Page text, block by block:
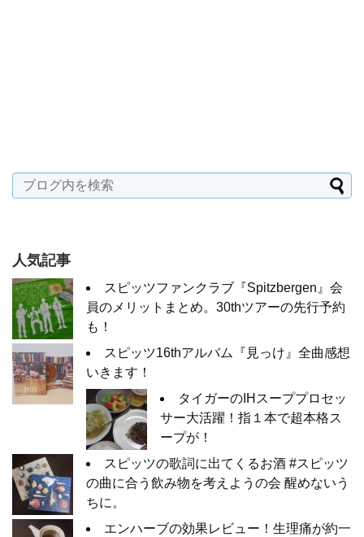
人気記事
スピッツファンクラブ『Spitzbergen』会
員のメリットまとめ。30thツアーの先行予約
も！
スピッツ16thアルバム『見っけ』全曲感想
いきます！
タイガーのIHスーププロセッ
サー大活躍！指１本で超本格ス
ープが！
スピッツの歌詞に出てくるお酒 #スピッツ
の曲に合う飲み物を考えようの会 醒めないう
ちに。
エンハーブの効果レビュー！生理痛が約一